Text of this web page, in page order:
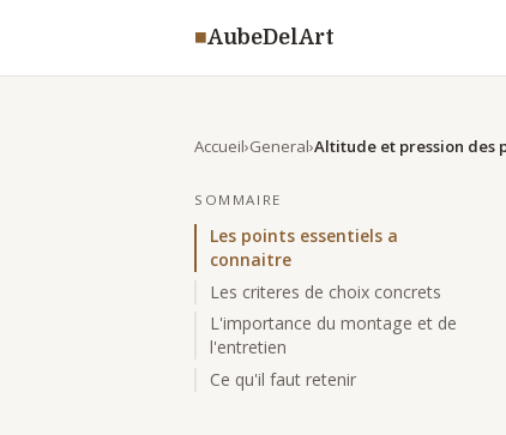
◾AubeDelArt
Accueil General
SOMMAIRE
Les points essentiels a
connaitre
Les criteres de choix concrets
L'importance du montage et de
l'entretien
Ce qu'il faut retenir